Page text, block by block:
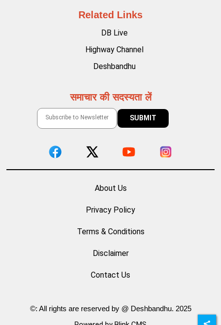
Related Links
DB Live
Highway Channel
Deshbandhu
समाचार की सदस्यता लें
About Us
Privacy Policy
Terms & Conditions
Disclaimer
Contact Us
©: All rights are reserved by @ Deshbandhu. 2025